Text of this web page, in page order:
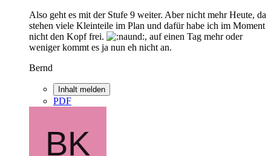
Also geht es mit der Stufe 9 weiter. Aber nicht mehr Heute, da
stehen viele Kleinteile im Plan und dafür habe ich im Moment
nicht den Kopf frei.
, auf einen Tag mehr oder
weniger kommt es ja nun eh nicht an.
Bernd
Inhalt melden
PDF